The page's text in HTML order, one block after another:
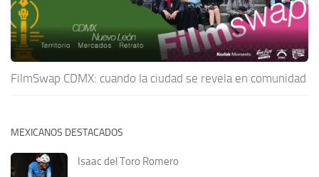
FilmSwap CDMX: cuando la ciudad se revela en comunidad
MEXICANOS DESTACADOS
Isaac del Toro Romero